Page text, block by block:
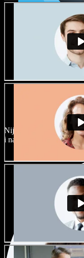
Veliki izbor
Nijedan projekt ne
i naglasaka i prilagodite